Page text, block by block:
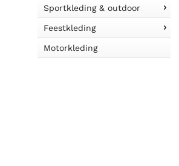
Sportkleding & outdoor
Feestkleding
Motorkleding